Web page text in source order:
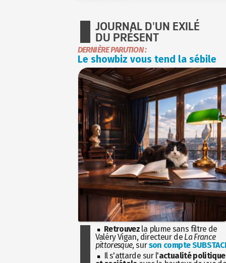
JOURNAL D'UN EXILÉ
DU PRÉSENT
DERNIÈRE PARUTION :
Le showbiz vous tend la sébile
Retrouvez la plume sans filtre de
Valéry Vigan, directeur de La France
pittoresque, surson compte
Il s'attarde sur l'actualité politique